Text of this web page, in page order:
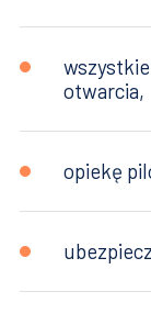
otwarcia,
opiekę